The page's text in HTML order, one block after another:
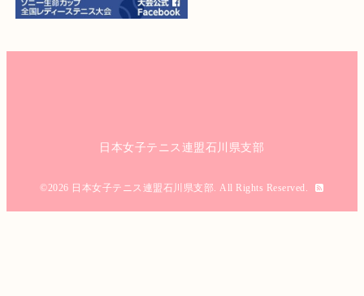
日本女子テニス連盟石川県支部
©2026 日本女子テニス連盟石川県支部. All Rights Reserved.